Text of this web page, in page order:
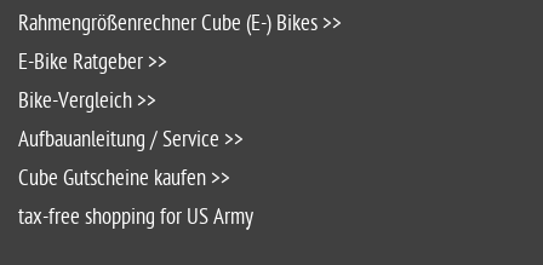
Rahmengrößenrechner Cube (E-) Bikes >>
E-Bike Ratgeber >>
Bike-Vergleich >>
Aufbauanleitung / Service >>
Cube Gutscheine kaufen >>
tax-free shopping for US Army